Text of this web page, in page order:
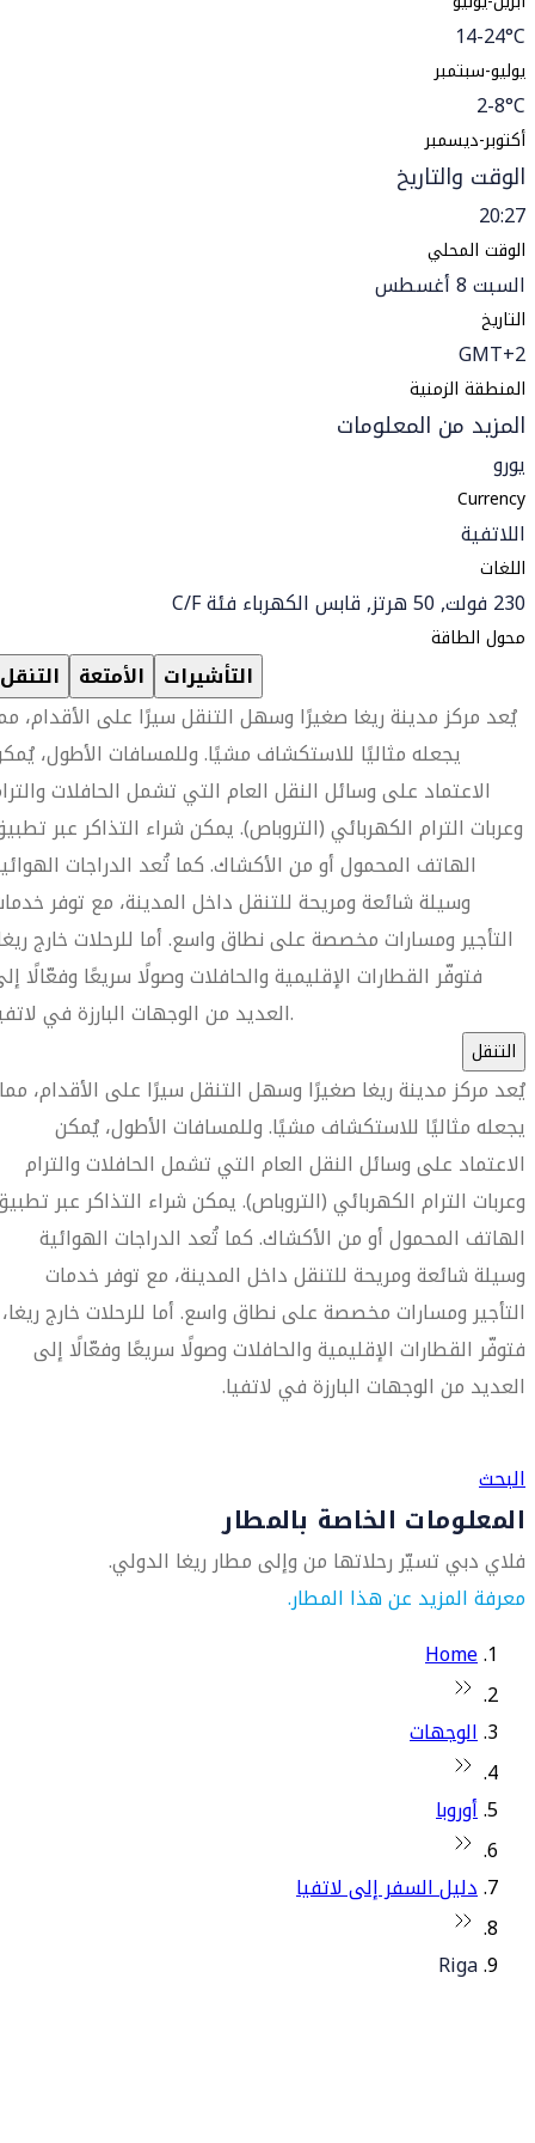
14-24°C
يوليو-سبتمبر
2-8°C
أكتوبر-ديسمبر
الوقت والتاريخ
20:27
الوقت المحلي
السبت 8 أغسطس
التاريخ
GMT+2
المنطقة الزمنية
المزيد من المعلومات
يورو
Currency
اللاتفية
اللغات
230 فولت, 50 هرتز, قابس الكهرباء فئة C/F
محول الطاقة
التنقل الأمتعة التأشيرات
يُعد مركز مدينة ريغا صغيرًا وسهل التنقل سيرًا على الأقدام،
يجعله مثاليًا للاستكشاف مشيًا. وللمسافات الأطول،
الاعتماد على وسائل النقل العام التي تشمل الحافلات
وعربات الترام الكهربائي (التروباص). يمكن شراء التذاكر عبر
الهاتف المحمول أو من الأكشاك. كما تُعد الدراجات
وسيلة شائعة ومريحة للتنقل داخل المدينة، مع توفر
التأجير ومسارات مخصصة على نطاق واسع. أما للرحلات خارج
فتوفّر القطارات الإقليمية والحافلات وصولًا سريعًا وفعّالًا
العديد من الوجهات البارزة في لاتفيا.
التنقل
يُعد مركز مدينة ريغا صغيرًا وسهل التنقل سيرًا على الأقدام، مما
يجعله مثاليًا للاستكشاف مشيًا. وللمسافات الأطول، يُمكن
الاعتماد على وسائل النقل العام التي تشمل الحافلات والترام
وعربات الترام الكهربائي (التروباص). يمكن شراء التذاكر عبر
الهاتف المحمول أو من الأكشاك. كما تُعد الدراجات الهوائية
وسيلة شائعة ومريحة للتنقل داخل المدينة، مع توفر خدمات
التأجير ومسارات مخصصة على نطاق واسع. أما للرحلات خارج ريغا،
فتوفّر القطارات الإقليمية والحافلات وصولًا سريعًا وفعّالًا إلى
العديد من الوجهات البارزة في لاتفيا.
البحث
المعلومات الخاصة بالمطار
فلاي دبي تسيّر رحلاتها من وإلى مطار ريغا الدولي.
معرفة المزيد عن هذا المطار.
Home
الوجهات
أوروبا
دليل السفر إلى لاتفيا
Riga